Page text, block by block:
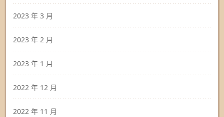
2023 年 3 月
2023 年 2 月
2023 年 1 月
2022 年 12 月
2022 年 11 月